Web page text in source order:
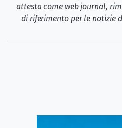
attesta come web journal,
di riferimento per le notizie